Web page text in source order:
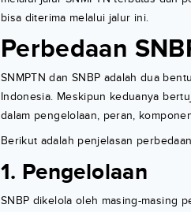
bisa diterima melalui jalur ini.
Perbedaan
SNMPTN dan SNBP adalah dua
Indonesia. Meskipun keduanya
dalam pengelolaan, peran,
Berikut adalah penjelasan
1. Pengelolaan
SNBP dikelola oleh masing-masing